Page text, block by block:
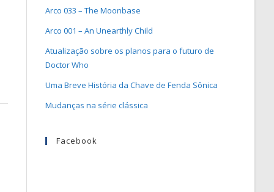
Arco 033 – The Moonbase
Arco 001 – An Unearthly Child
Atualização sobre os planos para o futuro de
Doctor Who
Uma Breve História da Chave de Fenda Sônica
Mudanças na série clássica
Facebook